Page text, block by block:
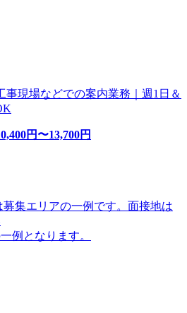
事現場などでの案内業務｜週1日＆
円〜13,700円
集エリアの一例です。面接地は
例となります。